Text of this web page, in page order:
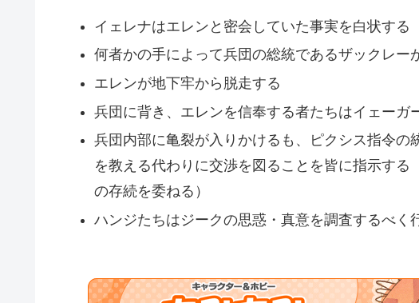
イェレナはエレンと密会していた事実を白状する
何者かの手によって兵団の総統であるザックレー
エレンが地下牢から脱走する
兵団に背き、エレンを信奉する者たちはイェーガ
兵団内部に亀裂が入りかけるも、ピクシス指令
を教える代わりに交渉を図ることを皆に指示す
の存続を委ねる）
ハンジたちはジークの思惑・真意を調査するべく